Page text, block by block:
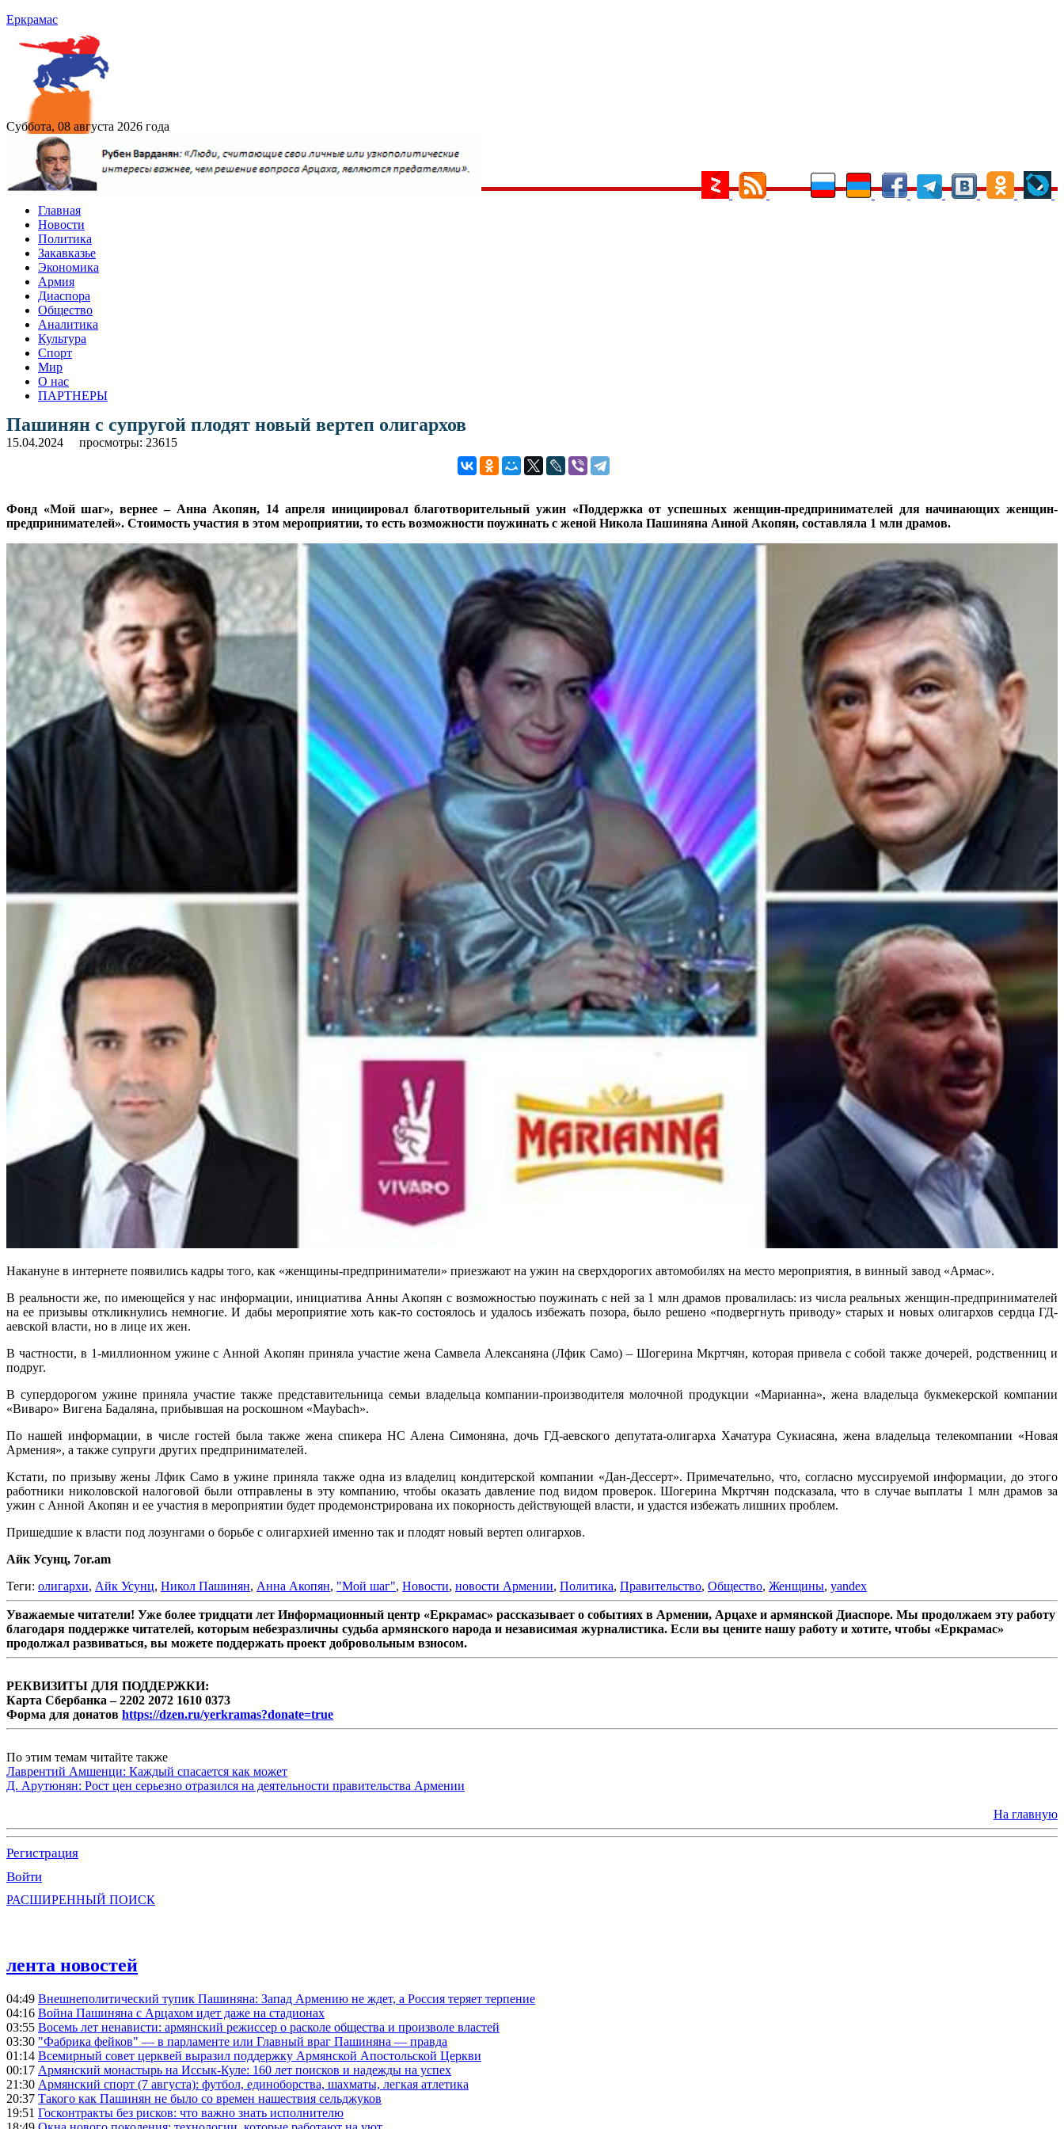
Еркрамас
Суббота, 08 августа 2026 года
Главная
Новости
Политика
Закавказье
Экономика
Армия
Диаспора
Общество
Аналитика
Культура
Спорт
Мир
О нас
ПАРТНЕРЫ
Пашинян с супругой плодят новый вертеп олигархов
15.04.2024 просмотры: 23615
Фонд «Мой шаг», вернее – Анна Акопян, 14 апреля инициировал благотворительный ужин «Поддержка от успешных женщин-предпринимателей для начинающих женщин-
предпринимателей». Стоимость участия в этом мероприятии, то есть возможности поужинать с женой Никола Пашиняна Анной Акопян, составляла 1 млн драмов.
Накануне в интернете появились кадры того, как «женщины-предприниматели» приезжают на ужин на сверхдорогих автомобилях на место мероприятия, в винный завод «Армас».
В реальности же, по имеющейся у нас информации, инициатива Анны Акопян с возможностью поужинать с ней за 1 млн драмов провалилась: из числа реальных женщин-предпринимателей
на ее призывы откликнулись немногие. И дабы мероприятие хоть как-то состоялось и удалось избежать позора, было решено «подвергнуть приводу» старых и новых олигархов сердца ГД-
аевской власти, но в лице их жен.
В частности, в 1-миллионном ужине с Анной Акопян приняла участие жена Самвела Алексаняна (Лфик Само) – Шогерина Мкртчян, которая привела с собой также дочерей, родственниц и
подруг.
В супердорогом ужине приняла участие также представительница семьи владельца компании-производителя молочной продукции «Марианна», жена владельца букмекерской компании
«Виваро» Вигена Бадаляна, прибывшая на роскошном «Maybach».
По нашей информации, в числе гостей была также жена спикера НС Алена Симоняна, дочь ГД-аевского депутата-олигарха Хачатура Сукиасяна, жена владельца телекомпании «Новая
Армения», а также супруги других предпринимателей.
Кстати, по призыву жены Лфик Само в ужине приняла также одна из владелиц кондитерской компании «Дан-Дессерт». Примечательно, что, согласно муссируемой информации, до этого
работники николовской налоговой были отправлены в эту компанию, чтобы оказать давление под видом проверок. Шогерина Мкртчян подсказала, что в случае выплаты 1 млн драмов за
ужин с Анной Акопян и ее участия в мероприятии будет продемонстрирована их покорность действующей власти, и удастся избежать лишних проблем.
Пришедшие к власти под лозунгами о борьбе с олигархией именно так и плодят новый вертеп олигархов.
Айк Усунц, 7or.am
Теги: олигархи, Айк Усунц, Никол Пашинян, Анна Акопян, "Мой шаг", Новости, новости Армении, Политика, Правительство, Общество, Женщины, yandex
Уважаемые читатели! Уже более тридцати лет Информационный центр «Еркрамас» рассказывает о событиях в Армении, Арцахе и армянской Диаспоре. Мы продолжаем эту работу
благодаря поддержке читателей, которым небезразличны судьба армянского народа и независимая журналистика. Если вы цените нашу работу и хотите, чтобы «Еркрамас»
продолжал развиваться, вы можете поддержать проект добровольным взносом.
РЕКВИЗИТЫ ДЛЯ ПОДДЕРЖКИ:
Карта Сбербанка – 2202 2072 1610 0373
Форма для донатов https://dzen.ru/yerkramas?donate=true
По этим темам читайте также
Лаврентий Амшенци: Каждый спасается как может
Д. Арутюнян: Рост цен серьезно отразился на деятельности правительства Армении
На главную
Регистрация
Войти
РАСШИРЕННЫЙ ПОИСК
лента новостей
04:49 Внешнеполитический тупик Пашиняна: Запад Армению не ждет, а Россия теряет терпение
04:16 Война Пашиняна с Арцахом идет даже на стадионах
03:55 Восемь лет ненависти: армянский режиссер о расколе общества и произволе властей
03:30 "Фабрика фейков" — в парламенте или Главный враг Пашиняна — правда
01:14 Всемирный совет церквей выразил поддержку Армянской Апостольской Церкви
00:17 Армянский монастырь на Иссык-Куле: 160 лет поисков и надежды на успех
21:30 Армянский спорт (7 августа): футбол, единоборства, шахматы, легкая атлетика
20:37 Такого как Пашинян не было со времен нашествия сельджуков
19:51 Госконтракты без рисков: что важно знать исполнителю